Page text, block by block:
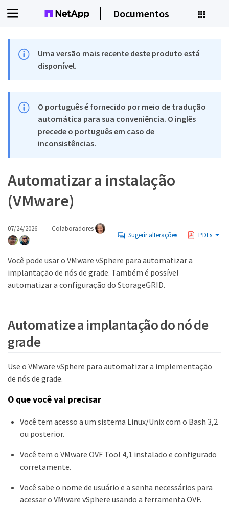
Documentos
Uma versão mais recente deste produto está
disponível.
O português é fornecido por meio de tradução
automática para sua conveniência. O inglês
precede o português em caso de
inconsistências.
Automatizar a instalação
(VMware)
07/24/2026 Colaboradores
Sugerir alterações PDFs
Você pode usar o VMware vSphere para automatizar a
implantação de nós de grade. Também é possível
automatizar a configuração do StorageGRID.
Automatize a implantação do nó de
grade
Use o VMware vSphere para automatizar a implementação
de nós de grade.
O que você vai precisar
Você tem acesso a um sistema Linux/Unix com o Bash 3,2
ou posterior.
Você tem o VMware OVF Tool 4,1 instalado e configurado
corretamente.
Você sabe o nome de usuário e a senha necessários para
acessar o VMware vSphere usando a ferramenta OVF.